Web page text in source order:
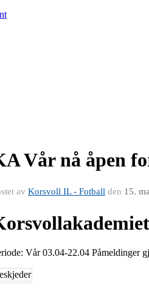
Vår nå åpen
av Korsvoll IL - Fotball den 15.
Vår 03.04-22.04 Påmeldinger